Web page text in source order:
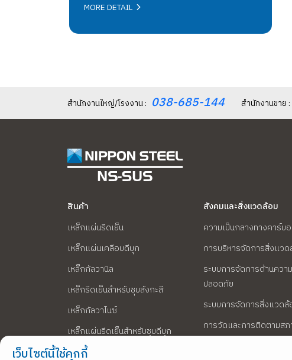
NS-SUS ได้รับการตรวจประเมินตามมาตรฐาน
ความเชื่อมั่นแก่ผู้บริโภคผลการประเมิน โรงอาหาร
NS-SUS ผ่านเกณฑ์มาตรฐาน SAN Plus
คุณภาพ ความสะอาด และความปลอดภัยของ
อาหารในทุกขั้นตอน "เพราะอาหารที่ปลอดภัย
ดี"
MORE DETAIL
สำนักงานใหญ่/โรงงาน : 038-685-144 สำนักงานขาย :
สินค้า
เหล็กแผ่นรีดเย็น
เหล็กแผ่นเคลือบดีบุก
เหล็กกัลวานิล
เหล็กรีดเย็นสำหรับชุบสังกะสี
เหล็กกัลวาไนซ์
เหล็กแผ่นรีดเย็นสำหรับชุบดีบุก
เหล็กปลอดดีบุก
สังคมและสิ่งแวดล้อม
ความเป็นกลางทางคาร์บ
การบริหารจัดการสิ่งแว
ระบบการจัดการด้านความ
ปลอดภัย
ระบบการจัดการสิ่งแวดล้
การวัดและการติดตามส
แวดล้อม
เว็บไซต์นี้ใช้คุกกี้